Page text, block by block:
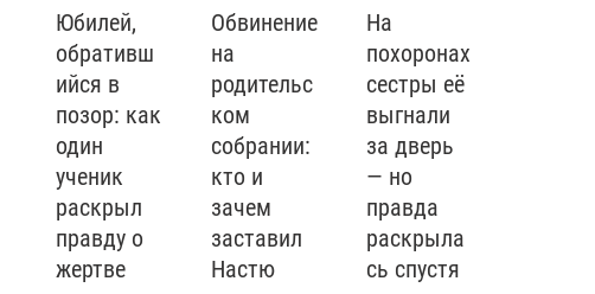
Юбилей,
обративш
ийся в
позор: как
один
ученик
раскрыл
правду о
жертве
Обвинение
на
родительс
ком
собрании:
кто и
зачем
заставил
Настю
На
похоронах
сестры её
выгнали
за дверь
— но
правда
раскрыла
сь спустя